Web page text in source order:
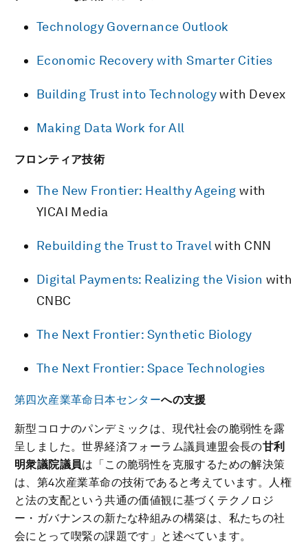
Technology Governance Outlook
Economic Recovery with Smarter Cities
Building Trust into Technologywith Devex
Making Data Work for All
フロンティア技術
The New Frontier: Healthy Ageing with
YICAI Media
Rebuilding the Trust to Travel with CNN
Digital Payments: Realizing the Vision with
CNBC
The Next Frontier: Synthetic Biology
The Next Frontier: Space Technologies
第四次産業革命日本センターへの支援
新型コロナのパンデミックは、現代社会の脆弱性を露
呈しました。世界経済フォーラム議員連盟会長の甘利
明衆議院議員は「この脆弱性を克服するための解決策
は、第4次産業革命の技術であると考えています。人権
と法の支配という共通の価値観に基づくテクノロジ
ー・ガバナンスの新たな枠組みの構築は、私たちの社
会にとって喫緊の課題です」と述べています。